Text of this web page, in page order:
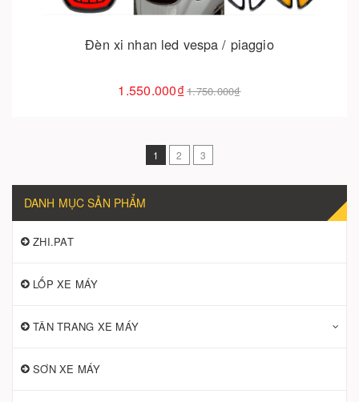
Đèn xi nhan led vespa / piaggio
1.550.000₫1.750.000₫
1 2 3
DANH MỤC SẢN PHẨM
ZHI.PAT
LỐP XE MÁY
TÂN TRANG XE MÁY
SƠN XE MÁY